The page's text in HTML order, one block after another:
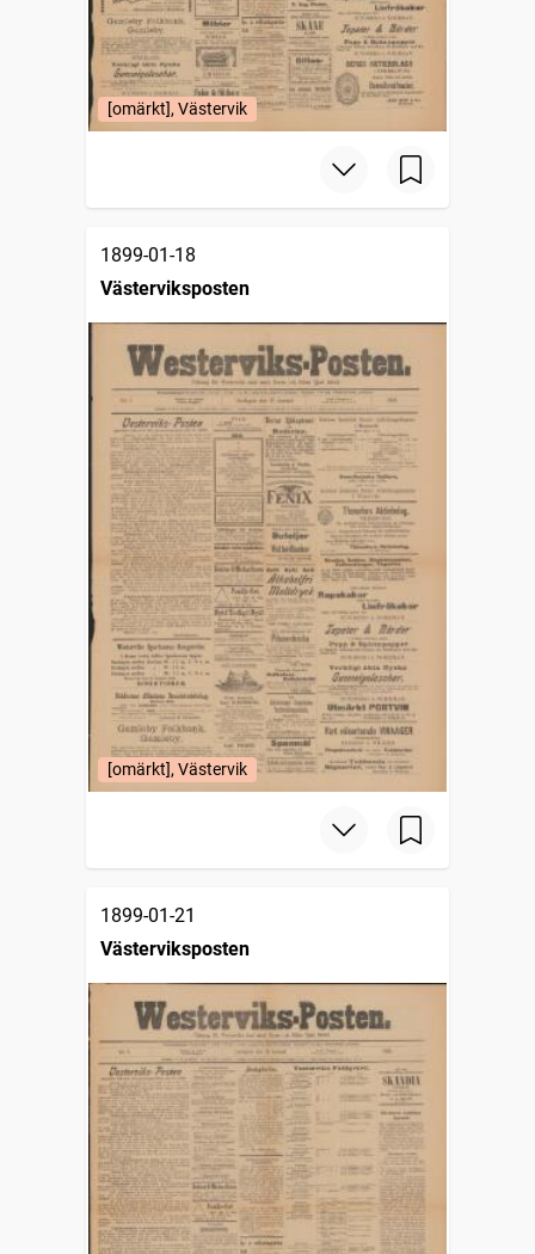
[omärkt], Västervik
1899-01-18
Västerviksposten
[omärkt], Västervik
1899-01-21
Västerviksposten